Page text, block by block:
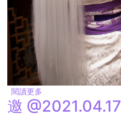
閱讀更多
邀 @2021.04.17